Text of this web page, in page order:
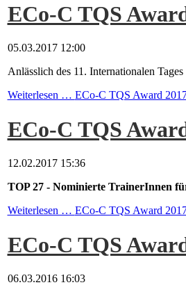
ECo-C TQS
05.03.2017 12:00
Anlässlich des 11. Internationalen
Weiterlesen … ECo-C TQS Award
ECo-C TQS
12.02.2017 15:36
TOP 27 - Nominierte TrainerInnen
Weiterlesen … ECo-C TQS Award
ECo-C TQS
06.03.2016 16:03